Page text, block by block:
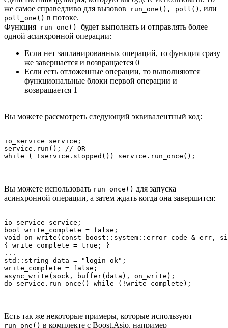
же самое справедливо для вызовов run_one(), poll() , или
poll_one() в потоке.
Функция run_one() будет выполнять и отправлять более
одной асинхронной операции:
Если нет запланированных операций, то функция сразу
же завершается и возвращается 0
Если есть отложенные операции, то выполняются
функциональные блоки первой операции и
возвращается 1
Вы можете рассмотреть следующий эквивалентный код:
io_service service;
service.run(); // OR
Вы можете использовать run_once() для запуска
асинхронной операции, а затем ждать когда она завершится:
io_service service;
bool write_complete = false;
void on_write(const boost::system::error_code & err,
{ write_complete = true; }
...
std::string data = "login ok";
write_complete = false;
async_write(sock, buffer(data), on_write);
Есть так же некоторые примеры, которые используют
run_one() в комплекте с Boost.Asio, например